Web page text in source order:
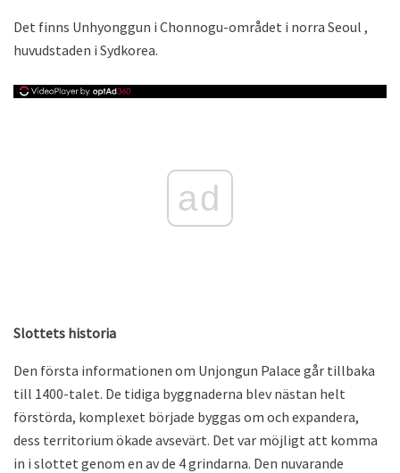
Det finns Unhyonggun i Chonnogu-området i norra Seoul ,
huvudstaden i Sydkorea.
ad
Slottets historia
Den första informationen om Unjongun Palace går tillbaka
till 1400-talet. De tidiga byggnaderna blev nästan helt
förstörda, komplexet började byggas om och expandera,
dess territorium ökade avsevärt. Det var möjligt att komma
in i slottet genom en av de 4 grindarna. Den nuvarande